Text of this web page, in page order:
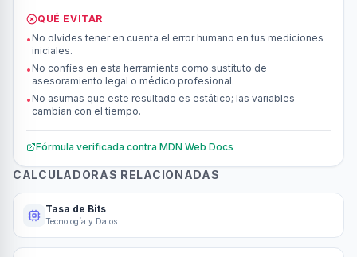
QUÉ EVITAR
• No olvides tener en cuenta el error humano en tus mediciones
iniciales.
• No confíes en esta herramienta como sustituto de
asesoramiento legal o médico profesional.
• No asumas que este resultado es estático; las variables
cambian con el tiempo.
Fórmula verificada contra MDN Web Docs
CALCULADORAS RELACIONADAS
Tasa de Bits
Tecnología y Datos